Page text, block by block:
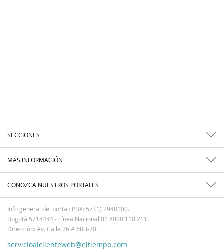
SECCIONES
MÁS INFORMACIÓN
CONOZCA NUESTROS PORTALES
Info general del portal: PBX: 57 (1) 2940100.
Bogotá 5714444 - Línea Nacional 01 8000 110 211.
Dirección: Av. Calle 26 # 68B-70.
servicioalclienteweb@eltiempo.com